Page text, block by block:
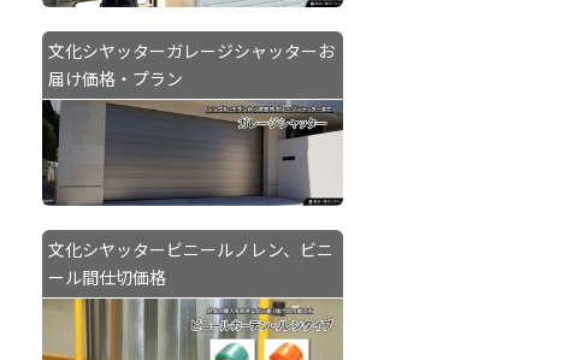
文化シヤッターガレージシャッターお
届け価格・プラン
文化シヤッタービニールノレン、ビニ
ール間仕切価格